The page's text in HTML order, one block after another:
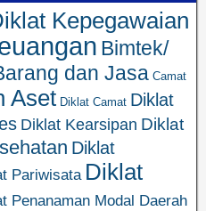
Kepegawaian
Bimtek/
dan Jasa Camat
Aset Diklat Camat Diklat
Diklat Kearsipan Diklat
Diklat
Pariwisata Diklat
Penanaman Modal Daerah